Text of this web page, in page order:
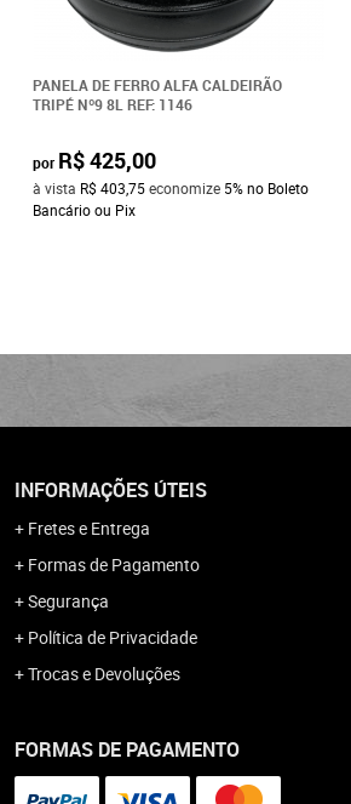
PANELA DE FERRO ALFA CALDEIRÃO
TRIPÉ Nº9 8L REF: 1146
por R$ 425,00
à vista R$ 403,75economize 5% no Boleto
Bancário ou Pix
INFORMAÇÕES ÚTEIS
Fretes e Entrega
Formas de Pagamento
Segurança
Política de Privacidade
Trocas e Devoluções
FORMAS DE PAGAMENTO